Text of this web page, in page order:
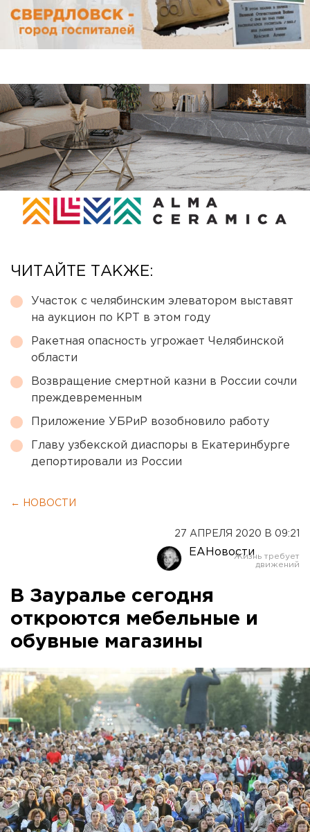
ЧИТАЙТЕ ТАКЖЕ:
Участок с челябинским элеватором выставят
на аукцион по КРТ в этом году
Ракетная опасность угрожает Челябинской
области
Возвращение смертной казни в России сочли
преждевременным
Приложение УБРиР возобновило работу
Главу узбекской диаспоры в Екатеринбурге
депортировали из России
← НОВОСТИ
27 АПРЕЛЯ 2020 В 09:21
ЕАНовости
В Зауралье сегодня
откроются мебельные и
обувные магазины